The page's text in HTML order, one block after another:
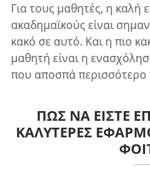
Για τους μαθητές, η καλή
ακαδημαϊκούς είναι
κακό σε αυτό. Και η πιο
μαθητή είναι η
που αποσπά
ΠΏΣ ΝΑ ΕΊΣΤΕ
ΚΑΛΎΤΕΡΕΣ